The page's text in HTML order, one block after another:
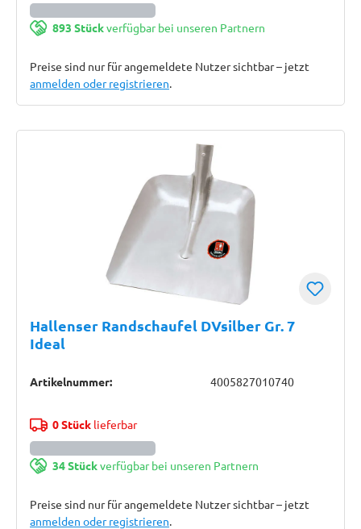
893 Stückverfügbar bei unseren Partnern
Preise sind nur für angemeldete Nutzer sichtbar – jetzt
anmelden oder registrieren.
Hallenser Randschaufel DVsilber Gr. 7
Ideal
Artikelnummer: 4005827010740
0 Stücklieferbar
34 Stückverfügbar bei unseren Partnern
Preise sind nur für angemeldete Nutzer sichtbar – jetzt
anmelden oder registrieren.